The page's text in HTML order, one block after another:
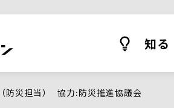
知る
防災担当） 協力 防災推進協議会